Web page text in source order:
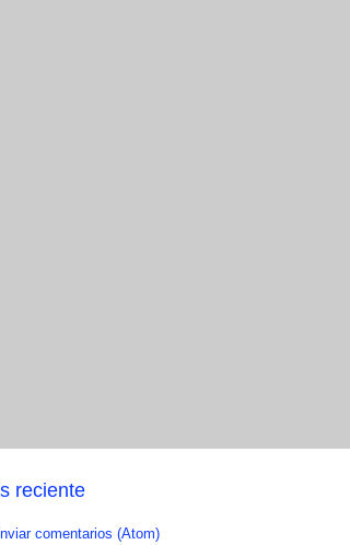
reciente
comentarios (Atom)